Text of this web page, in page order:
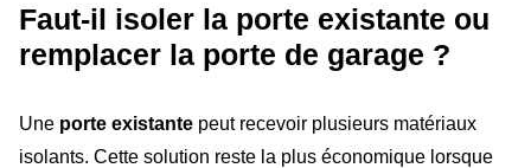
Faut-il isoler la porte existante ou
remplacer la porte de garage ?
Une porte existante peut recevoir plusieurs matériaux
isolants. Cette solution reste la plus économique lorsque